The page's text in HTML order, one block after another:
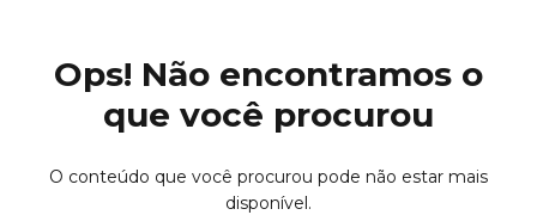
Ops! Não encontramos o
que você procurou
O conteúdo que você procurou pode não estar mais
disponível.